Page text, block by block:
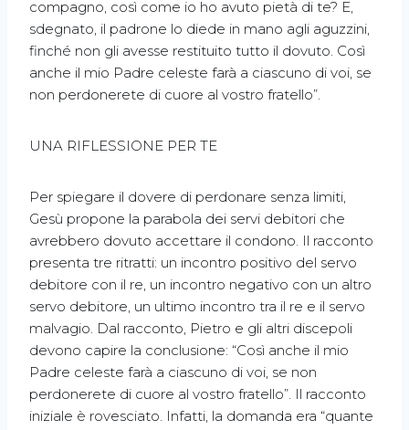
compagno, così come io ho avuto pietà di te? E,
sdegnato, il padrone lo diede in mano agli aguzzini,
finché non gli avesse restituito tutto il dovuto. Così
anche il mio Padre celeste farà a ciascuno di voi, se
non perdonerete di cuore al vostro fratello”.
UNA RIFLESSIONE PER TE
Per spiegare il dovere di perdonare senza limiti,
Gesù propone la parabola dei servi debitori che
avrebbero dovuto accettare il condono. Il racconto
presenta tre ritratti: un incontro positivo del servo
debitore con il re, un incontro negativo con un altro
servo debitore, un ultimo incontro tra il re e il servo
malvagio. Dal racconto, Pietro e gli altri discepoli
devono capire la conclusione: “Così anche il mio
Padre celeste farà a ciascuno di voi, se non
perdonerete di cuore al vostro fratello”. Il racconto
iniziale è rovesciato. Infatti, la domanda era “quante